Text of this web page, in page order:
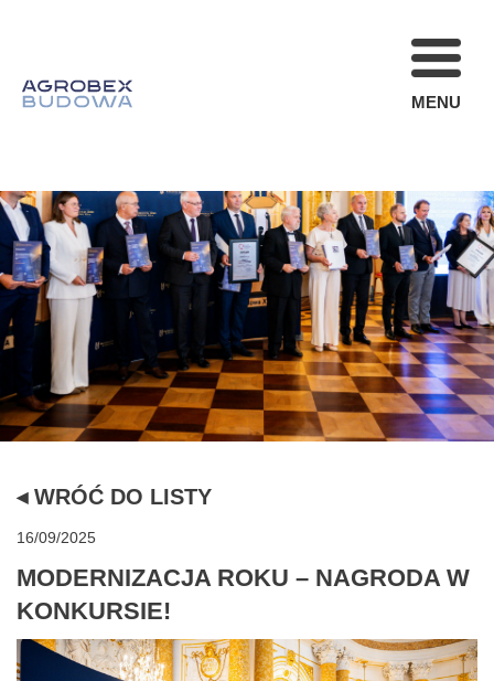
MENU
AKTUALNOŚCI
STREFA
OFERTA
KARIERA
KONTAKT
◂ WRÓĆ DO LISTY
16/09/2025
MODERNIZACJA ROKU – NAGRODA W
KONKURSIE!